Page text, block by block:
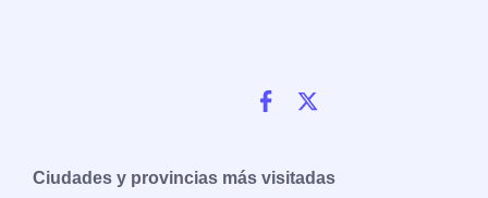
Ciudades y provincias más visitadas